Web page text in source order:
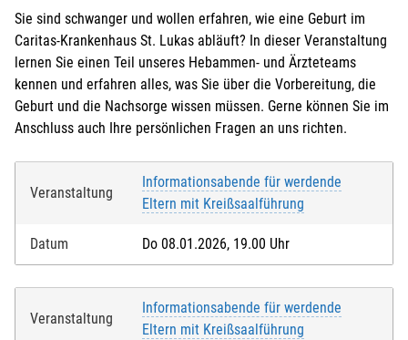
Sie sind schwanger und wollen erfahren, wie eine Geburt im
Caritas-Krankenhaus St. Lukas abläuft? In dieser Veranstaltung
lernen Sie einen Teil unseres Hebammen- und Ärzteteams
kennen und erfahren alles, was Sie über die Vorbereitung, die
Geburt und die Nachsorge wissen müssen. Gerne können Sie im
Anschluss auch Ihre persönlichen Fragen an uns richten.
Veranstaltung
Informationsabende für werdende
Eltern mit Kreißsaalführung
Datum Do 08.01.2026, 19.00 Uhr
Veranstaltung
Informationsabende für werdende
Eltern mit Kreißsaalführung